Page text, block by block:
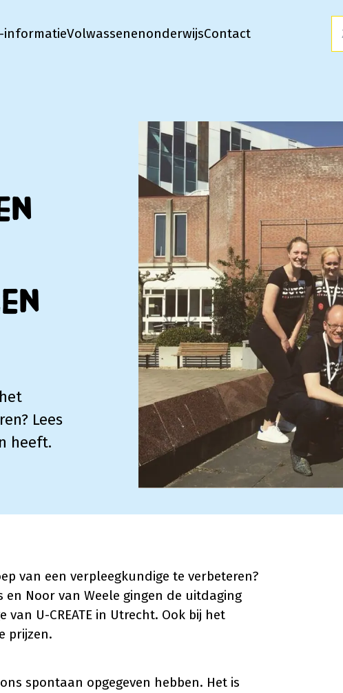
informatieVolwassenenonderwijsContact
Lees
heeft.
van een verpleegkundige te verbeteren?
Noor van Weele gingen de uitdaging
U-CREATE in Utrecht. Ook bij het
prijzen.
spontaan opgegeven hebben. Het is